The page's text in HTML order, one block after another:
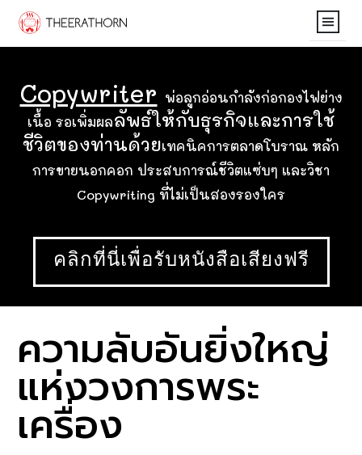
THE OHMPIANG
Contact
Copywriter พ่อลูกอ่อนกำลังก่อกองไฟย่าง
เนื้อ รอเพิ่มผลลัพธ์ให้กับธุรกิจและการใช้
ชีวิตของท่านด้วยเทคนิคการตลาดโบราณ หลัก
การขายนอกคอก ประสบการณ์ชีวิตแซ่บๆ และวิชา
Copywriting ที่ไม่เป็นสองรองใคร
คลิกที่นี่เพื่อรับหนังสือเสียงฟรี
ความลับอันยิ่งใหญ่
แห่งวงการพระ
เครื่อง